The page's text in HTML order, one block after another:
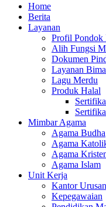
Home
Berita
Layanan
Profil Pondok
Alih Fungsi
Dokumen
Layanan
Lagu Merdu
Produk Halal
Mimbar Agama
Agama Budha
Agama
Agama
Agama Islam
Unit Kerja
Kantor
Kepegawaian